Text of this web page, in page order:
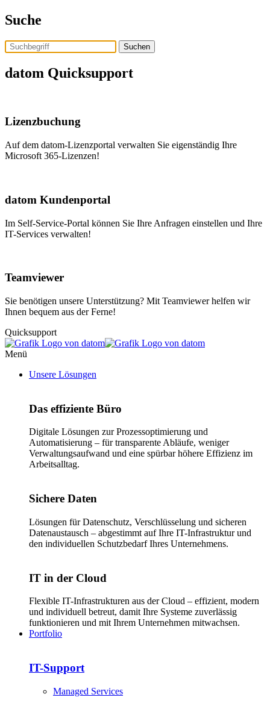
Skip
to
the
content
Suche
datom Quicksupport
Lizenzbuchung
Auf dem datom-Lizenzportal verwalten Sie eigenständig Ihre
Microsoft 365-Lizenzen!
datom Kundenportal
Im Self-Service-Portal können Sie Ihre Anfragen einstellen und Ihre
IT-Services verwalten!
Teamviewer
Sie benötigen unsere Unterstützung? Mit Teamviewer helfen wir
Ihnen bequem aus der Ferne!
Quicksupport
Menü
Unsere Lösungen
Das effiziente Büro
Digitale Lösungen zur Prozessoptimierung und
Automatisierung – für transparente Abläufe, weniger
Verwaltungsaufwand und eine spürbar höhere Effizienz im
Arbeitsalltag.
Sichere Daten
Lösungen für Datenschutz, Verschlüsselung und sicheren
Datenaustausch – abgestimmt auf Ihre IT-Infrastruktur und
den individuellen Schutzbedarf Ihres Unternehmens.
IT in der Cloud
Flexible IT-Infrastrukturen aus der Cloud – effizient, modern
und individuell betreut, damit Ihre Systeme zuverlässig
funktionieren und mit Ihrem Unternehmen mitwachsen.
Portfolio
IT-Support
Managed Services